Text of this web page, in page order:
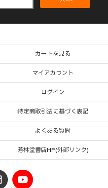
カートを見る
マイアカウント
ログイン
特定商取引法に基づく表記
よくある質問
芳林堂書店HP(外部リンク)